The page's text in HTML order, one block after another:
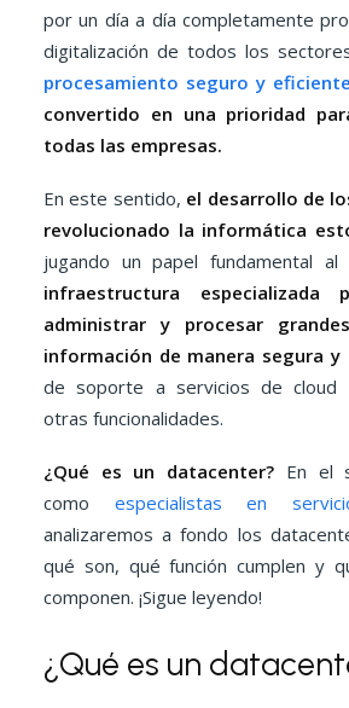
por un día a día completamente
digitalización de todos los
procesamiento seguro y
convertido en una prioridad
todas las empresas.
En este sentido, el desarrollo de
revolucionado la informática
jugando un papel fundamental al
infraestructura especializada
administrar y procesar
información de manera segura y
de soporte a servicios de cloud
otras funcionalidades.
¿Qué es un datacenter? En el
como especialistas en
analizaremos a fondo los
qué son, qué función cumplen y
componen. ¡Sigue leyendo!
¿Qué es un